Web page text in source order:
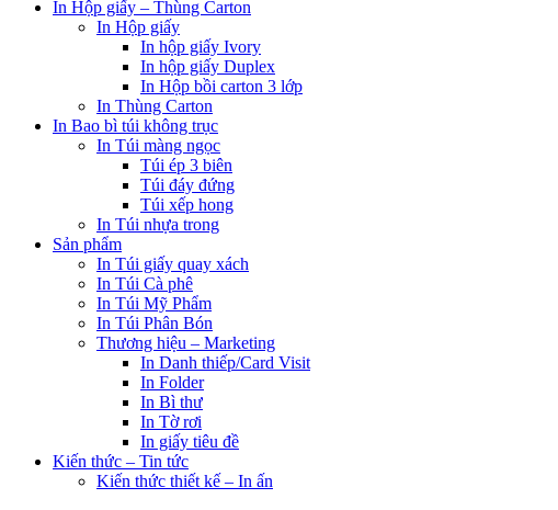
In Hộp giấy – Thùng Carton
In Hộp giấy
In hộp giấy Ivory
In hộp giấy Duplex
In Hộp bồi carton 3 lớp
In Thùng Carton
In Bao bì túi không trục
In Túi màng ngọc
Túi ép 3 biên
Túi đáy đứng
Túi xếp hong
In Túi nhựa trong
Sản phẩm
In Túi giấy quay xách
In Túi Cà phê
In Túi Mỹ Phẩm
In Túi Phân Bón
Thương hiệu – Marketing
In Danh thiếp/Card Visit
In Folder
In Bì thư
In Tờ rơi
In giấy tiêu đề
Kiến thức – Tin tức
Kiến thức thiết kế – In ấn